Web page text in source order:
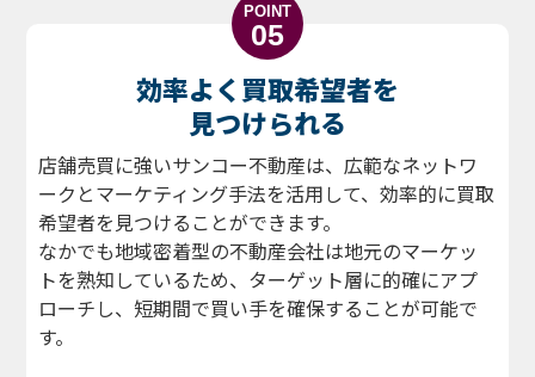
POINT
05
効率よく買取希望者を
見つけられる
店舗売買に強いサンコー不動産は、広範なネットワ
ークとマーケティング手法を活用して、効率的に買取
希望者を見つけることができます。
なかでも地域密着型の不動産会社は地元のマーケッ
トを熟知しているため、ターゲット層に的確にアプ
ローチし、短期間で買い手を確保することが可能で
す。